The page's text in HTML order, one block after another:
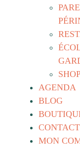
AGENDA
BLOG
CONTACT
MON